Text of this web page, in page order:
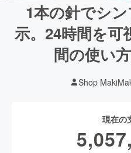
1本の針でシ
示。24時間を可
間の使い
Shop
現在の